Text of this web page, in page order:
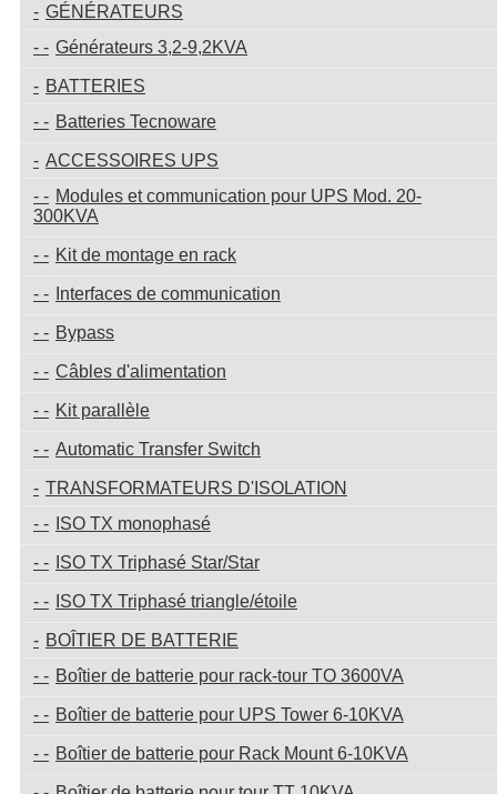
GÉNÉRATEURS
Générateurs 3,2-9,2KVA
BATTERIES
Batteries Tecnoware
ACCESSOIRES UPS
Modules et communication pour UPS Mod. 20-
300KVA
Kit de montage en rack
Interfaces de communication
Bypass
Câbles d'alimentation
Kit parallèle
Automatic Transfer Switch
TRANSFORMATEURS D'ISOLATION
ISO TX monophasé
ISO TX Triphasé Star/Star
ISO TX Triphasé triangle/étoile
BOÎTIER DE BATTERIE
Boîtier de batterie pour rack-tour TO 3600VA
Boîtier de batterie pour UPS Tower 6-10KVA
Boîtier de batterie pour Rack Mount 6-10KVA